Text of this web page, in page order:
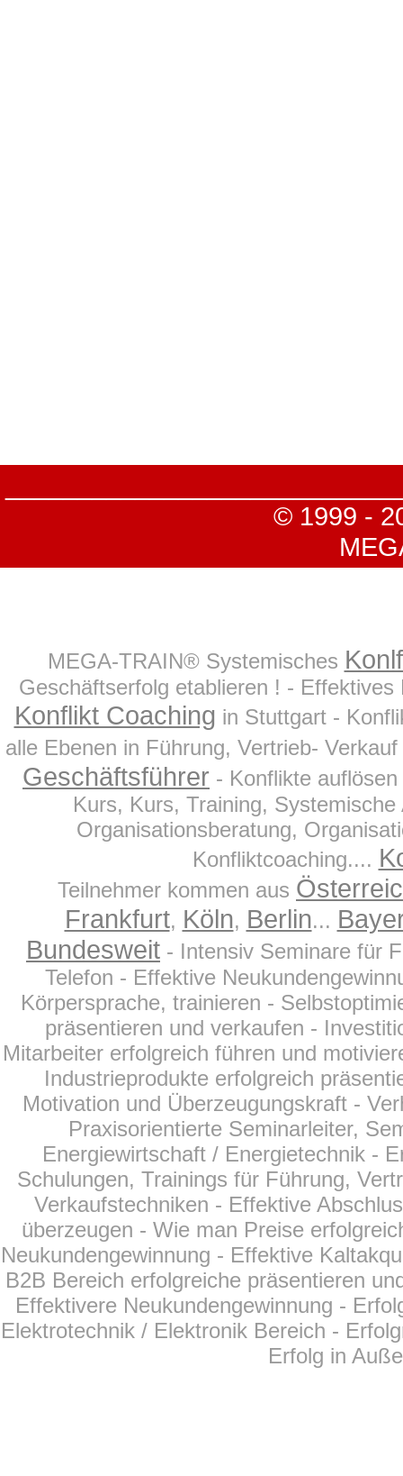
© 1999 -
MEGA-TRAIN® Systemisches
Geschäftserfolg etablieren ! -
Konflikt Coaching in Stuttgart -
alle Ebenen in Führung, Vertrieb-
Geschäftsführer - Konflikte
Kurs, Kurs, Training,
Organisationsberatung,
Konfliktcoaching....
Teilnehmer kommen aus
Frankfurt, Köln, Berlin...
Bundesweit - Intensiv Seminare für
Telefon - Effektive
Körpersprache, trainieren -
präsentieren und verkaufen -
Mitarbeiter erfolgreich führen und
Industrieprodukte erfolgreich
Motivation und Überzeugungskraft -
Praxisorientierte Seminarleiter,
Energiewirtschaft / Energietechnik -
Schulungen, Trainings für Führung,
Verkaufstechniken - Effektive
überzeugen - Wie man Preise
Neukundengewinnung - Effektive
B2B Bereich erfolgreiche präsentieren
Effektivere Neukundengewinnung -
Elektrotechnik / Elektronik Bereich -
Erfolg in